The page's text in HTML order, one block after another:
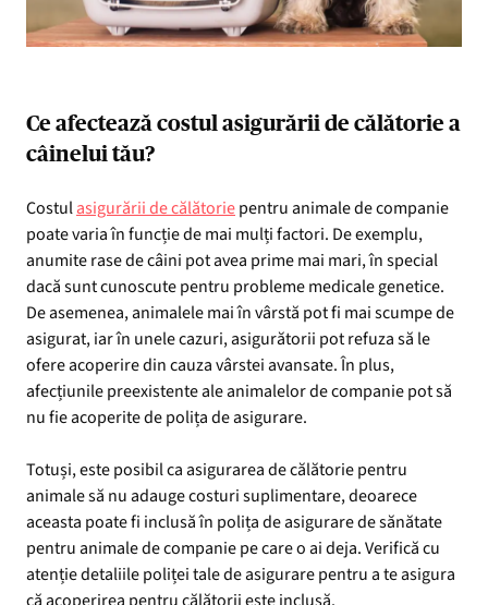
Ce afectează costul asigurării de călătorie a
câinelui tău?
Costulasigurării de călătoriepentru animale de companie
poate varia în funcție de mai mulți factori. De exemplu,
anumite rase de câini pot avea prime mai mari, în special
dacă sunt cunoscute pentru probleme medicale genetice.
De asemenea, animalele mai în vârstă pot fi mai scumpe de
asigurat, iar în unele cazuri, asigurătorii pot refuza să le
ofere acoperire din cauza vârstei avansate. În plus,
afecțiunile preexistente ale animalelor de companie pot să
nu fie acoperite de polița de asigurare.
Totuși, este posibil ca asigurarea de călătorie pentru
animale să nu adauge costuri suplimentare, deoarece
aceasta poate fi inclusă în polița de asigurare de sănătate
pentru animale de companie pe care o ai deja. Verifică cu
atenție detaliile poliței tale de asigurare pentru a te asigura